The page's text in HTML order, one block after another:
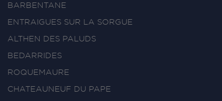
BARBENTANE
ENTRAIGUES SUR LA SORGUE
ALTHEN DES PALUDS
BEDARRIDES
ROQUEMAURE
CHATEAUNEUF DU PAPE